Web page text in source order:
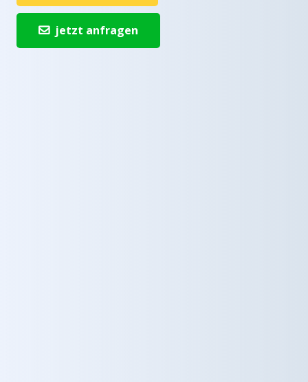
jetzt anfragen